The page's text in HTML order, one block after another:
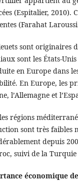
(Espitalier, 2010).
(Farahat
sont originaires
sont les États-
en Europe dans
En Europe, les
l’Allemagne et
régions
sont très faibles
depuis
suivi de la
économique